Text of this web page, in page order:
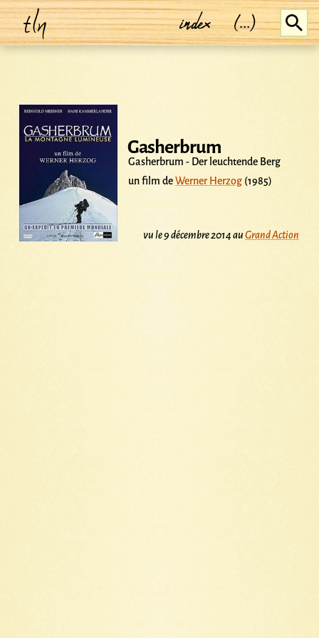
tln index (...)
Gasherbrum
Gasherbrum - Der leuchtende Berg
un film deWerner Herzog (1985)
vu le 9 décembre 2014 auGrand Action